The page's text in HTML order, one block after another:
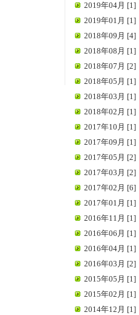
2019年04月 [1]
2019年01月 [1]
2018年09月 [4]
2018年08月 [1]
2018年07月 [2]
2018年05月 [1]
2018年03月 [1]
2018年02月 [1]
2017年10月 [1]
2017年09月 [1]
2017年05月 [2]
2017年03月 [2]
2017年02月 [6]
2017年01月 [1]
2016年11月 [1]
2016年06月 [1]
2016年04月 [1]
2016年03月 [2]
2015年05月 [1]
2015年02月 [1]
2014年12月 [1]